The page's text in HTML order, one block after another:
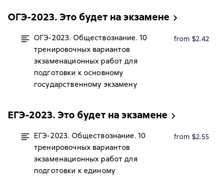
ОГЭ-2023. Это будет на экзамене
ОГЭ-2023. Обществознание. 10
тренировочных вариантов
экзаменационных работ для
подготовки к основному
государственному экзамену
from $2.42
ЕГЭ-2023. Это будет на экзамене
ЕГЭ-2023. Обществознание. 10
тренировочных вариантов
экзаменационных работ для
подготовки к единому
from $2.55